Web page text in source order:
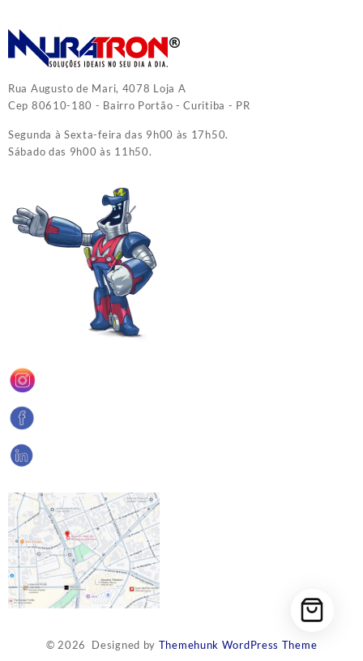
Rua Augusto de Mari, 4078 Loja A
Cep 80610-180 - Bairro Portão - Curitiba - PR
Segunda à Sexta-feira das 9h00 às 17h50.
Sábado das 9h00 às 11h50.
© 2026 Designed by Themehunk WordPress Theme